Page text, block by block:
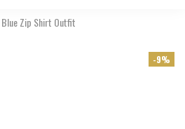
Blue Zip Shirt Outfit
-9%